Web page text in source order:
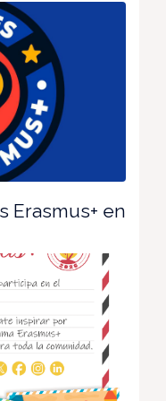
Erasmus+ en